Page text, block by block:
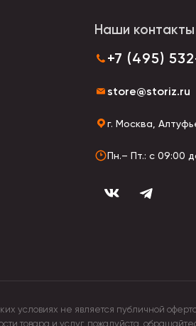
Наши контакты
+7 (495)
store@storiz.ru
г. Москва,
Пн.– Пт.: с 09:00
условиях не является публичной
товара и услуг, пожалуйста,